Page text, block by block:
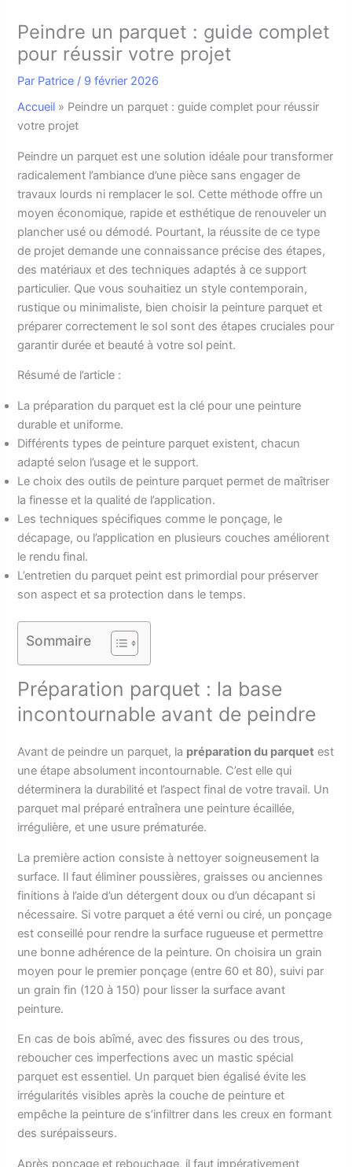
Peindre un parquet : guide complet
pour réussir votre projet
Par Patrice / 9 février 2026
Accueil » Peindre un parquet : guide complet pour réussir
votre projet
Peindre un parquet est une solution idéale pour transformer
radicalement l’ambiance d’une pièce sans engager de
travaux lourds ni remplacer le sol. Cette méthode offre un
moyen économique, rapide et esthétique de renouveler un
plancher usé ou démodé. Pourtant, la réussite de ce type
de projet demande une connaissance précise des étapes,
des matériaux et des techniques adaptés à ce support
particulier. Que vous souhaitiez un style contemporain,
rustique ou minimaliste, bien choisir la peinture parquet et
préparer correctement le sol sont des étapes cruciales pour
garantir durée et beauté à votre sol peint.
Résumé de l’article :
La préparation du parquet est la clé pour une peinture
durable et uniforme.
Différents types de peinture parquet existent, chacun
adapté selon l’usage et le support.
Le choix des outils de peinture parquet permet de maîtriser
la finesse et la qualité de l’application.
Les techniques spécifiques comme le ponçage, le
décapage, ou l’application en plusieurs couches améliorent
le rendu final.
L’entretien du parquet peint est primordial pour préserver
son aspect et sa protection dans le temps.
Sommaire
Préparation parquet : la base
incontournable avant de peindre
Avant de peindre un parquet, la préparation du parquet est
une étape absolument incontournable. C’est elle qui
déterminera la durabilité et l’aspect final de votre travail. Un
parquet mal préparé entraînera une peinture écaillée,
irrégulière, et une usure prématurée.
La première action consiste à nettoyer soigneusement la
surface. Il faut éliminer poussières, graisses ou anciennes
finitions à l’aide d’un détergent doux ou d’un décapant si
nécessaire. Si votre parquet a été verni ou ciré, un ponçage
est conseillé pour rendre la surface rugueuse et permettre
une bonne adhérence de la peinture. On choisira un grain
moyen pour le premier ponçage (entre 60 et 80), suivi par
un grain fin (120 à 150) pour lisser la surface avant
peinture.
En cas de bois abîmé, avec des fissures ou des trous,
reboucher ces imperfections avec un mastic spécial
parquet est essentiel. Un parquet bien égalisé évite les
irrégularités visibles après la couche de peinture et
empêche la peinture de s’infiltrer dans les creux en formant
des surépaisseurs.
Après ponçage et rebouchage, il faut impérativement